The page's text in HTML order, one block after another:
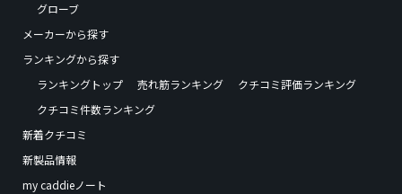
グローブ
メーカーから探す
ランキングから探す
ランキングトップ
売れ筋ランキング
クチコミ評価ランキング
クチコミ件数ランキング
新着クチコミ
新製品情報
my caddieノート